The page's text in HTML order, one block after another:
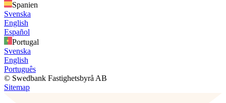
Spanien
Svenska
English
Español
Portugal
Svenska
English
Português
© Swedbank Fastighetsbyrå AB
Sitemap